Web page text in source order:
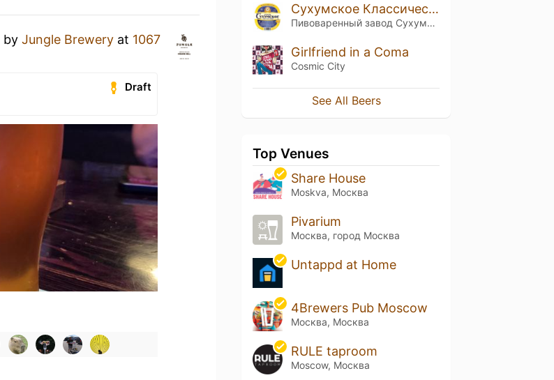
by Jungle Brewery at 1067
Draft
Сухумское Классическое
Пивоваренный завод Сухумский
Girlfriend in a Coma
Cosmic City
See All Beers
Top Venues
Share House
Moskva, Москва
Pivarium
Москва, город Москва
Untappd at Home
4Brewers Pub Moscow
Москва, Москва
RULE taproom
Moscow, Москва